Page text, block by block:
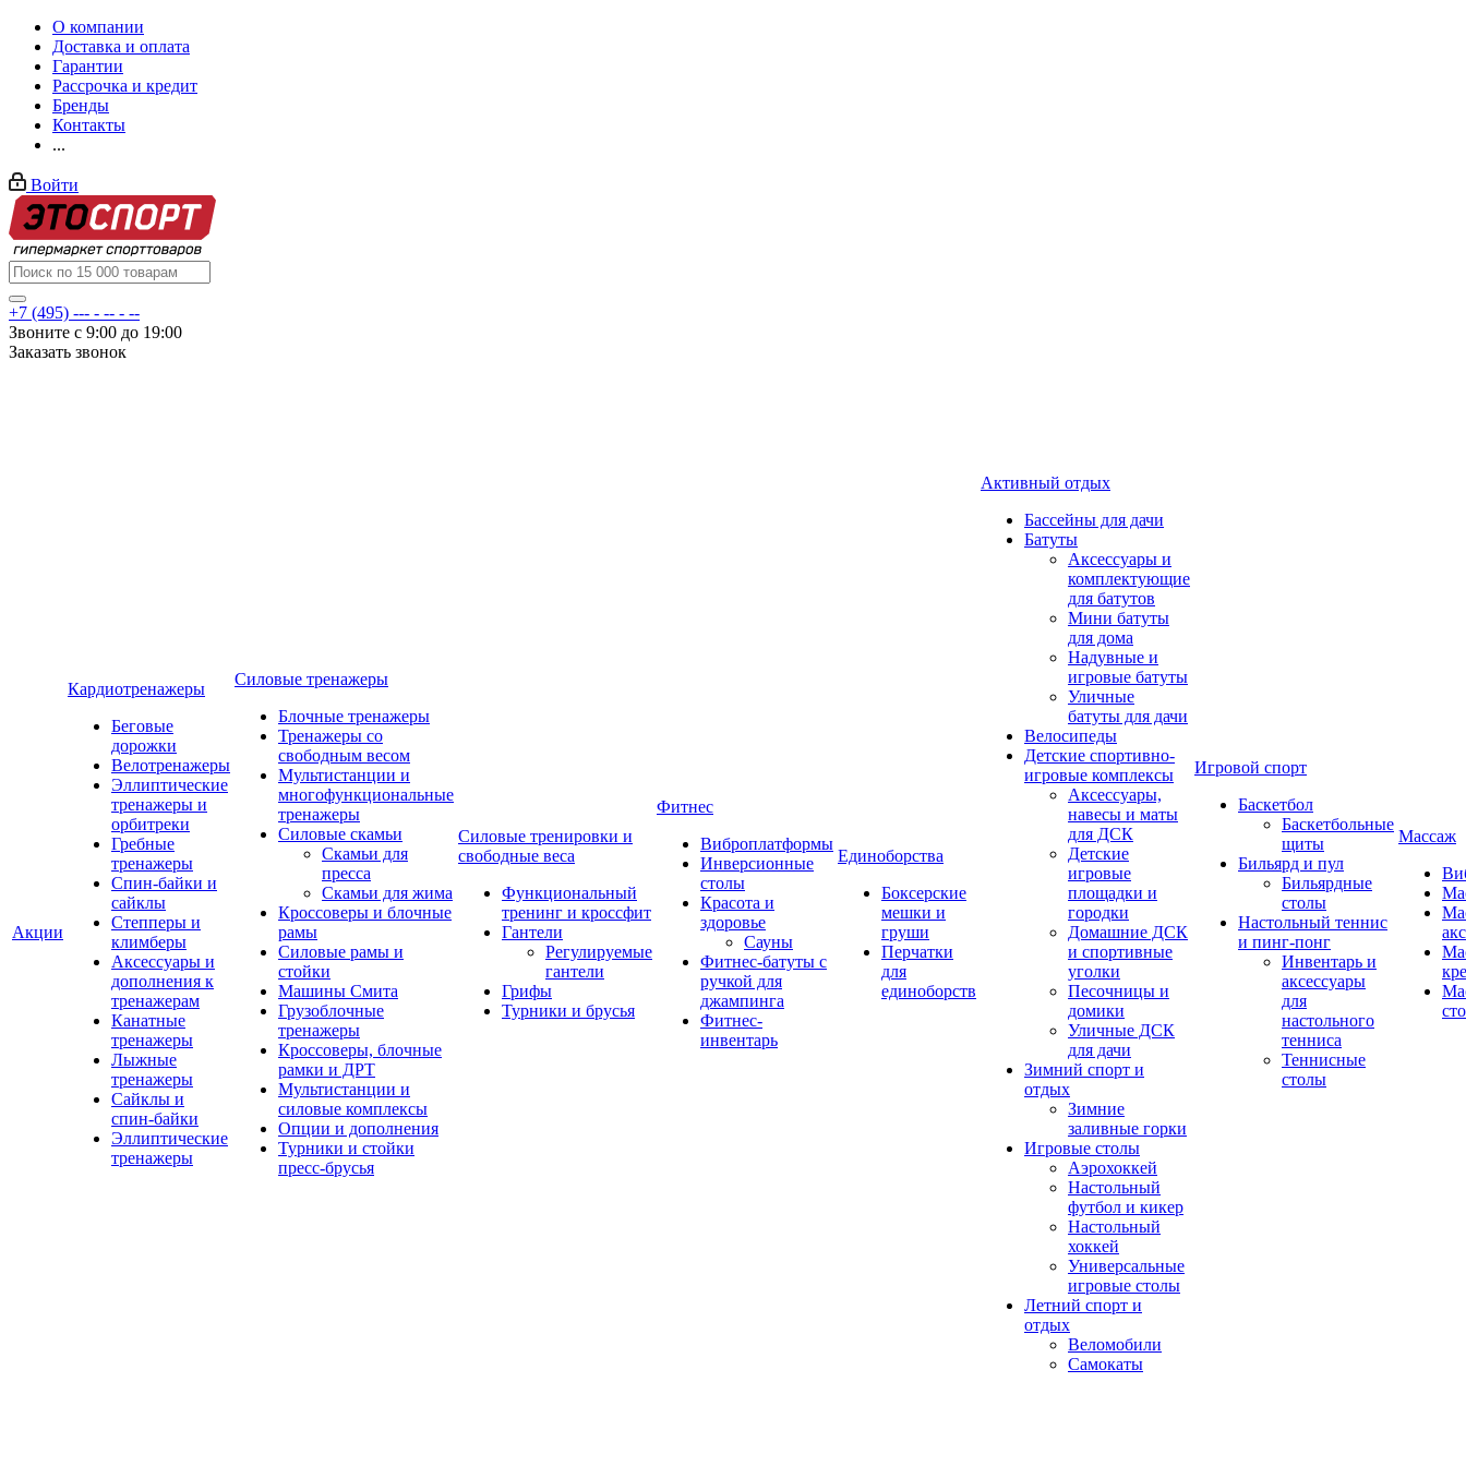
О компании
Доставка и оплата
Гарантии
Рассрочка и кредит
Бренды
Контакты
...
Войти
+7 (495) --- - -- - --
Звоните с 9:00 до 19:00
Заказать звонок
Акции
Кардиотренажеры
Беговые
дорожки
Велотренажеры
Эллиптические
тренажеры и
орбитреки
Гребные
тренажеры
Спин-байки и
сайклы
Степперы и
климберы
Аксессуары и
дополнения к
тренажерам
Канатные
тренажеры
Лыжные
тренажеры
Сайклы и
спин-байки
Эллиптические
тренажеры
Силовые тренажеры
Блочные тренажеры
Тренажеры со
свободным весом
Мультистанции и
многофункциональные
тренажеры
Силовые скамьи
Скамьи для
пресса
Скамьи для жима
Кроссоверы и блочные
рамы
Силовые рамы и
стойки
Машины Смита
Грузоблочные
тренажеры
Кроссоверы, блочные
рамки и ДРТ
Мультистанции и
силовые комплексы
Опции и дополнения
Турники и стойки
пресс-брусья
Силовые тренировки и
свободные веса
Функциональный
тренинг и кроссфит
Гантели
Регулируемые
гантели
Грифы
Турники и брусья
Фитнес
Виброплатформы
Инверсионные
столы
Красота и
здоровье
Сауны
Фитнес-батуты с
ручкой для
джампинга
Фитнес-
инвентарь
Единоборства
Боксерские
мешки и
груши
Перчатки
для
единоборств
Активный отдых
Бассейны для дачи
Батуты
Аксессуары и
комплектующие
для батутов
Мини батуты
для дома
Надувные и
игровые батуты
Уличные
батуты для дачи
Велосипеды
Детские спортивно-
игровые комплексы
Аксессуары,
навесы и маты
для ДСК
Детские
игровые
площадки и
городки
Домашние ДСК
и спортивные
уголки
Песочницы и
домики
Уличные ДСК
для дачи
Зимний спорт и
отдых
Зимние
заливные горки
Игровые столы
Аэрохоккей
Настольный
футбол и кикер
Настольный
хоккей
Универсальные
игровые столы
Летний спорт и
отдых
Веломобили
Самокаты
Игровой спорт
Баскетбол
Баскетбольные
щиты
Бильярд и пул
Бильярдные
столы
Настольный теннис
и пинг-понг
Инвентарь и
аксессуары
для
настольного
тенниса
Теннисные
столы
Массаж